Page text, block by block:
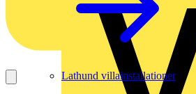
Lathund villainstallationer